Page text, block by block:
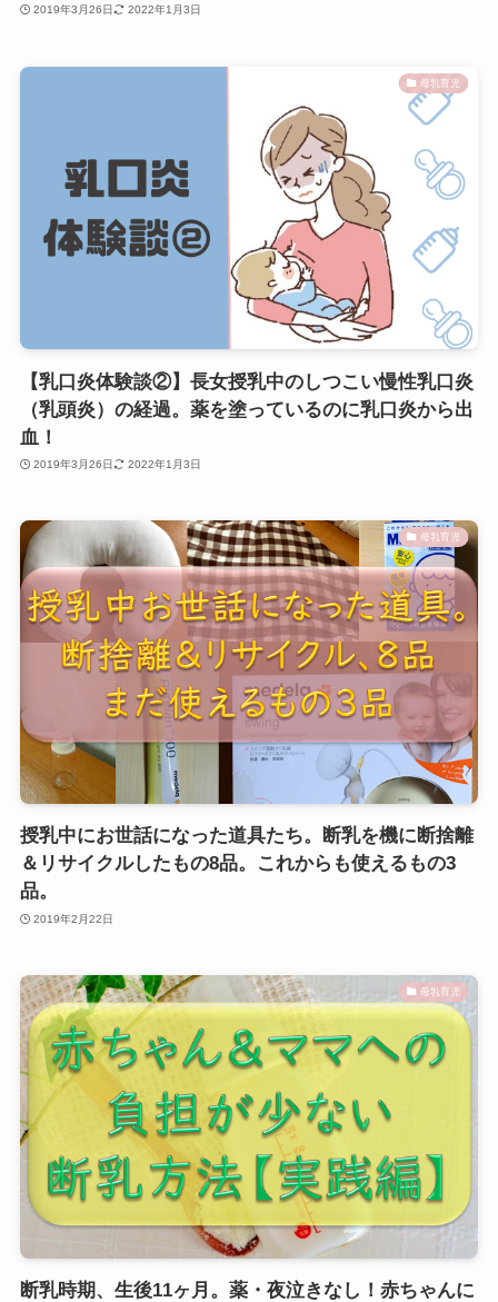
2019年3月26日 2022年1月3日
母乳育児
【乳口炎体験談②】長女授乳中のしつこい慢性乳口炎
（乳頭炎）の経過。薬を塗っているのに乳口炎から出
血！
2019年3月26日 2022年1月3日
母乳育児
授乳中にお世話になった道具たち。断乳を機に断捨離
＆リサイクルしたもの8品。これからも使えるもの3
品。
2019年2月22日
母乳育児
断乳時期、生後11ヶ月。薬・夜泣きなし！赤ちゃんに